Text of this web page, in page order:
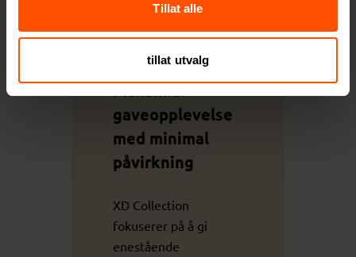
Tillat alle
tillat utvalg
Maksimal
gaveopplevelse
med minimal
påvirkning
XD Collection
fokuserer på å gi
enestående